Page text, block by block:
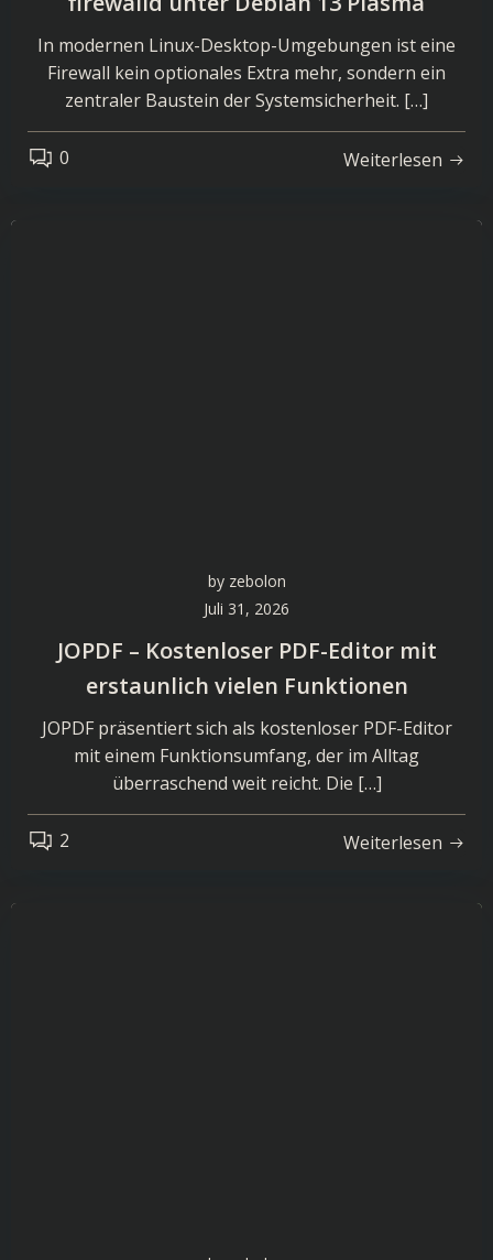
In modernen Linux-Desktop-Umgebungen ist eine
Firewall kein optionales Extra mehr, sondern ein
zentraler Baustein der Systemsicherheit. […]
0 Weiterlesen
by zebolon
Juli 31, 2026
JOPDF – Kostenloser PDF-Editor mit
erstaunlich vielen Funktionen
JOPDF präsentiert sich als kostenloser PDF-Editor
mit einem Funktionsumfang, der im Alltag
überraschend weit reicht. Die […]
2 Weiterlesen